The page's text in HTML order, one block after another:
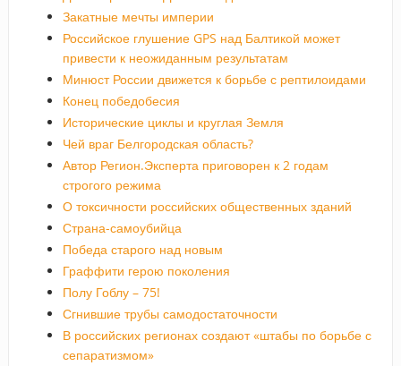
Закатные мечты империи
Российское глушение GPS над Балтикой может
привести к неожиданным результатам
Минюст России движется к борьбе с рептилоидами
Конец победобесия
Исторические циклы и круглая Земля
Чей враг Белгородская область?
Автор Регион.Эксперта приговорен к 2 годам
строгого режима
О токсичности российских общественных зданий
Страна-самоубийца
Победа старого над новым
Граффити герою поколения
Полу Гоблу – 75!
Сгнившие трубы самодостаточности
В российских регионах создают «штабы по борьбе с
сепаратизмом»